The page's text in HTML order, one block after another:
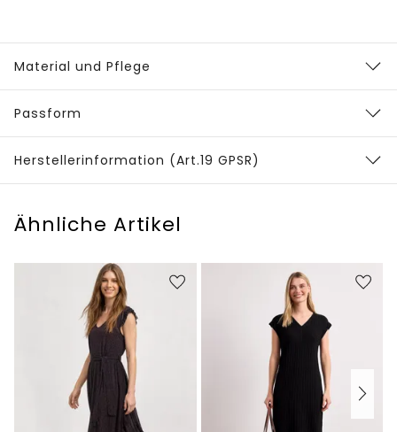
Material und Pflege
Passform
Herstellerinformation (Art.19 GPSR)
Ähnliche Artikel